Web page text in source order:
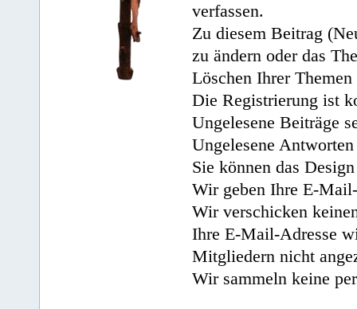
verfassen.
Zu diesem Beitrag
zu ändern oder das
Löschen Ihrer
Die Registrierung ist
Ungelesene Beiträge
Ungelesene
Sie können das
Wir geben Ihre E-
Wir verschicken
Ihre E-Mail-Adresse
Mitgliedern nicht
Wir sammeln keine